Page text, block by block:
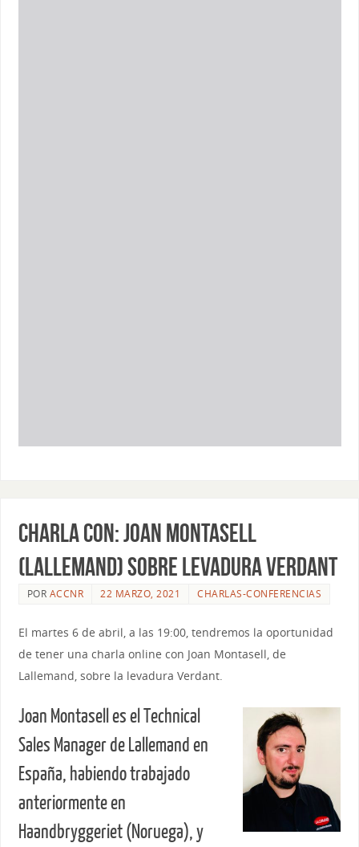
CHARLA CON: JOAN MONTASELL
(LALLEMAND) SOBRE LEVADURA VERDANT
POR ACCNR 22 MARZO, 2021 CHARLAS-CONFERENCIAS
El martes 6 de abril, a las 19:00, tendremos la oportunidad
de tener una charla online con Joan Montasell, de
Lallemand, sobre la levadura Verdant.
Joan Montasell es el Technical
Sales Manager de Lallemand en
España, habiendo trabajado
anteriormente en
Haandbryggeriet (Noruega), y